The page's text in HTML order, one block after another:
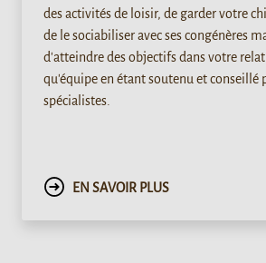
des activités de loisir, de garder votre
de le sociabiliser avec ses congénères
d'atteindre des objectifs dans votre
qu'équipe en étant soutenu et conseillé
spécialistes.
EN SAVOIR PLUS